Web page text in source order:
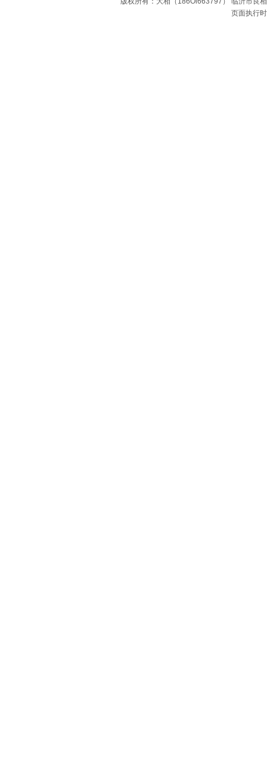
页面执行